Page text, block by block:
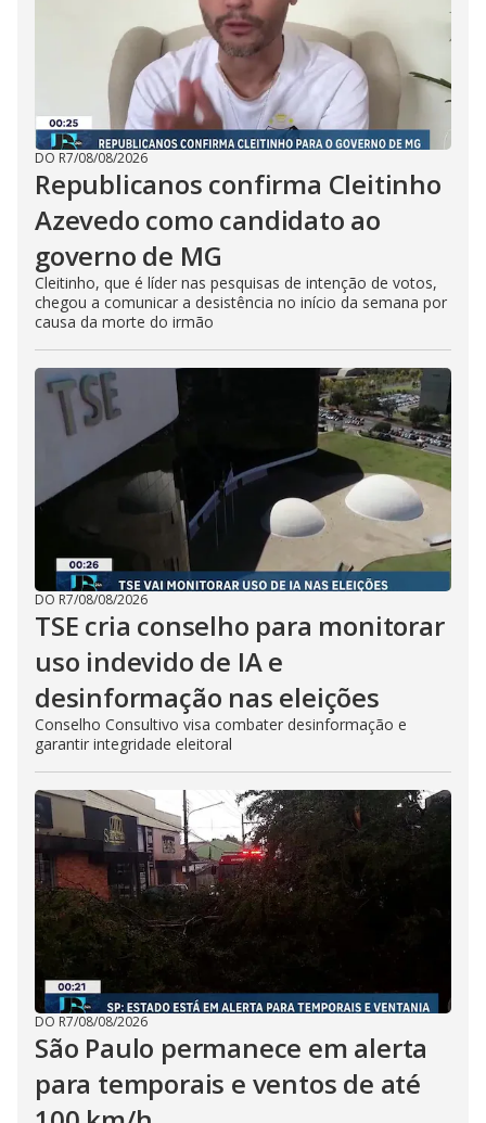
DO R7/08/08/2026
Republicanos confirma Cleitinho
Azevedo como candidato ao
governo de MG
Cleitinho, que é líder nas pesquisas de intenção de votos,
chegou a comunicar a desistência no início da semana por
causa da morte do irmão
DO R7/08/08/2026
TSE cria conselho para monitorar
uso indevido de IA e
desinformação nas eleições
Conselho Consultivo visa combater desinformação e
garantir integridade eleitoral
DO R7/08/08/2026
São Paulo permanece em alerta
para temporais e ventos de até